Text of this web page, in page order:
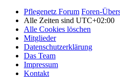
Pflegenetz Forum Foren-
Alle Zeiten sind UTC+02:00
Alle Cookies löschen
Mitglieder
Datenschutzerklärung
Das Team
Impressum
Kontakt